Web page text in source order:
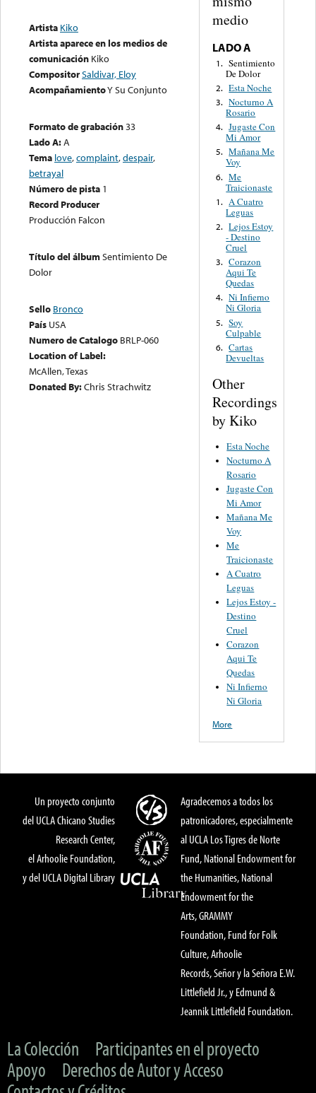
Artista Kiko
Artista aparece en los medios de
comunicación Kiko
CompositorSaldivar, Eloy
AcompañamientoY Su Conjunto
Formato de grabación33
Lado A:A
Tema love,complaint,despair,
betrayal
Número de pista 1
Record Producer
Producción Falcon
Título del álbumSentimiento De
Dolor
Sello Bronco
País USA
Numero de Catalogo BRLP-060
Location of Label:
McAllen, Texas
Donated By:Chris Strachwitz
medio
LADO A
1. Sentimiento
De Dolor
2. Esta Noche
3. Nocturno A
Rosario
4. Jugaste Con
Mi Amor
5. Mañana Me
Voy
6. Me
Traicionaste
1. A Cuatro
Leguas
2. Lejos Estoy
- Destino
Cruel
3. Corazon
Aqui Te
Quedas
4. Ni Infierno
Ni Gloria
5. Soy
Culpable
6. Cartas
Devueltas
Other
Recordings
by Kiko
Esta Noche
Nocturno A
Rosario
Jugaste Con
Mi Amor
Mañana Me
Voy
Me
Traicionaste
A Cuatro
Leguas
Lejos Estoy -
Destino
Cruel
Corazon
Aqui Te
Quedas
Ni Infierno
Ni Gloria
More
Un proyecto conjunto
del UCLA Chicano Studies
Research Center,
el Arhoolie Foundation,
y del UCLA Digital Library
Agradecemos a todos los
patronicadores, especialmente
al UCLA Los Tigres de Norte
Fund, National Endowment for
the Humanities, National
Endowment for the
Arts, GRAMMY
Foundation, Fund for Folk
Culture, Arhoolie
Records, Señor y la Señora E.W.
Littlefield Jr., y Edmund &
Jeannik Littlefield Foundation.
La Colección
Participantes en el proyecto
Apoyo
Derechos de Autor y Acceso